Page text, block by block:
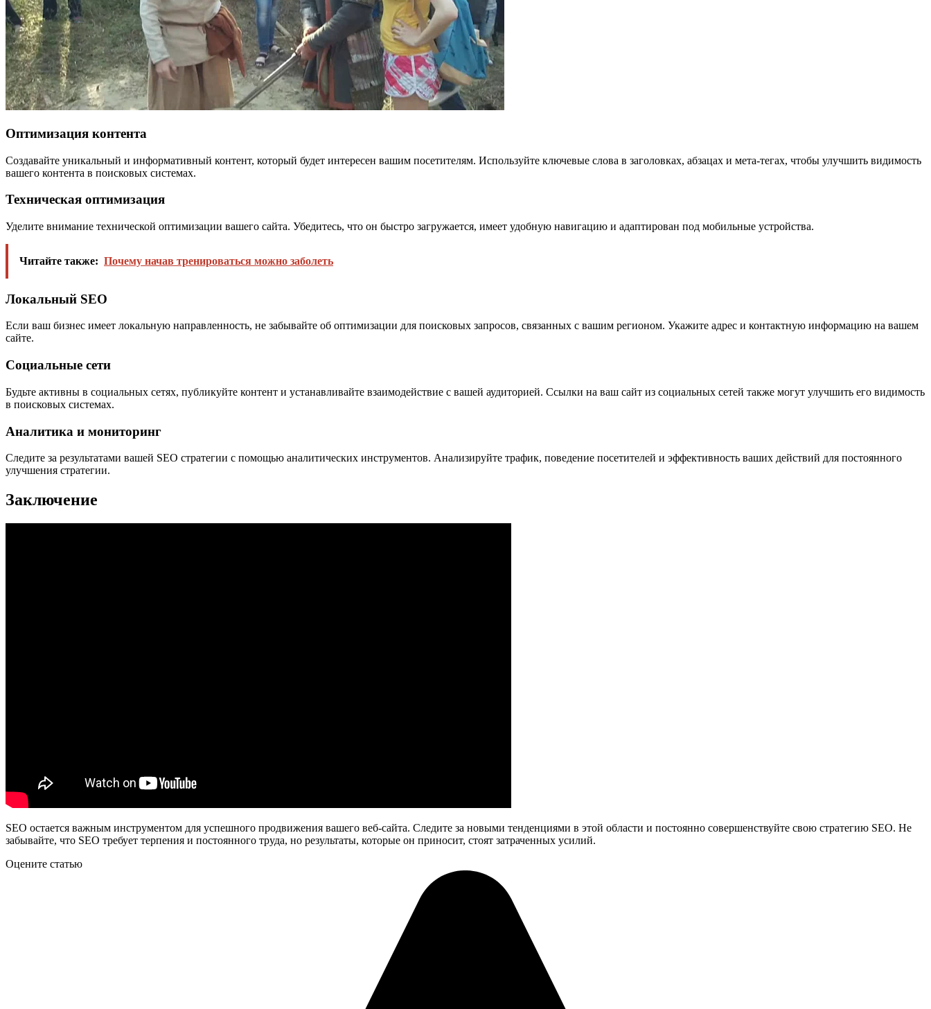
Оптимизация контента
Создавайте уникальный и информативный контент, который будет интересен вашим посетителям. Используйте ключевые слова в заголовках, абзацах и мета-тегах, чтобы улучшить видимость
вашего контента в поисковых системах.
Техническая оптимизация
Уделите внимание технической оптимизации вашего сайта. Убедитесь, что он быстро загружается, имеет удобную навигацию и адаптирован под мобильные устройства.
Читайте также: Почему начав тренироваться можно заболеть
Локальный SEO
Если ваш бизнес имеет локальную направленность, не забывайте об оптимизации для поисковых запросов, связанных с вашим регионом. Укажите адрес и контактную информацию на вашем
сайте.
Социальные сети
Будьте активны в социальных сетях, публикуйте контент и устанавливайте взаимодействие с вашей аудиторией. Ссылки на ваш сайт из социальных сетей также могут улучшить его видимость
в поисковых системах.
Аналитика и мониторинг
Следите за результатами вашей SEO стратегии с помощью аналитических инструментов. Анализируйте трафик, поведение посетителей и эффективность ваших действий для постоянного
улучшения стратегии.
Заключение
SEO остается важным инструментом для успешного продвижения вашего веб-сайта. Следите за новыми тенденциями в этой области и постоянно совершенствуйте свою стратегию SEO. Не
забывайте, что SEO требует терпения и постоянного труда, но результаты, которые он приносит, стоят затраченных усилий.
Оцените статью